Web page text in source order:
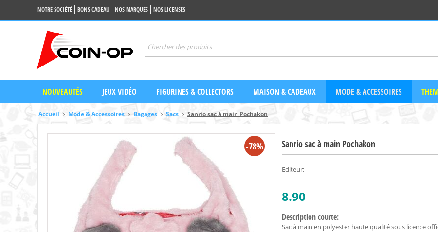
NOTRE SOCIÉTÉ BONS CADEAU NOS MARQUES NOS LICENSES
NOUVEAUTÉS JEUX VIDÉO FIGURINES & COLLECTORS MAISON & CADEAUX MODE & ACCESSOIRES
Accueil Mode & Accessoires Bagages Sacs Sanrio sac à main Pochakon
-78% Sanrio sac à main Pochakon
Editeur:
8.90
Description courte:
Sac à main en polyester haute qualité sous licence